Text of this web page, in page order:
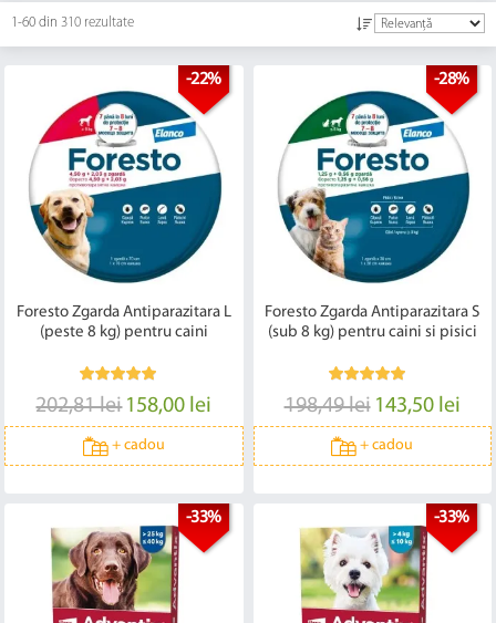
1-60 din 310 rezultate
-22%
Foresto Zgarda Antiparazitara L
(peste 8 kg) pentru caini
202,81 lei 158,00 lei
+cadou
-28%
Foresto Zgarda Antiparazitara S
(sub 8 kg) pentru caini si pisici
198,49 lei 143,50 lei
+ cadou
-33% -33%